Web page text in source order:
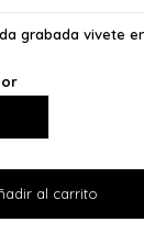
grabada vivete
al carrito